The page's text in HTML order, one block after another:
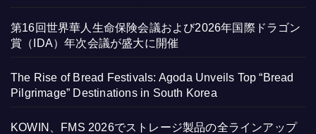
第16回世界華人生命保険会議および2026年国際ドラゴン
賞（IDA）年次会議が盛大に開催
The Rise of Bread Festivals: Agoda Unveils Top “Bread
Pilgrimage” Destinations in South Korea
KOWIN、FMS 2026でストレージ製品の全ラインアップ